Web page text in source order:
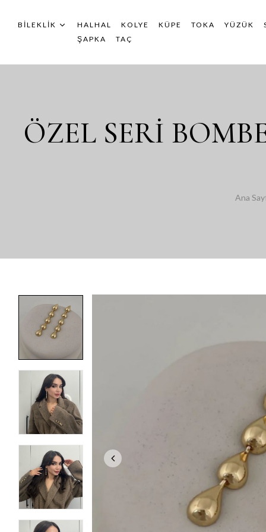
BILEKLIK HALHAL KOLYE KÜPE TOKA YÜZÜK
ŞAPKA
TAÇ
ÖZEL SERİ
Ana